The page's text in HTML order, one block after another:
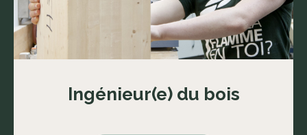
Ingénieur(e) du bois